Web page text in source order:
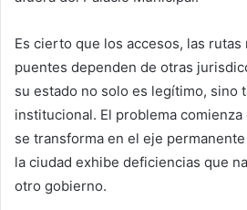
Es cierto que los accesos, las rutas
puentes dependen de otras
su estado no solo es legítimo, sino
institucional. El problema
se transforma en el eje
la ciudad exhibe deficiencias que
otro gobierno.